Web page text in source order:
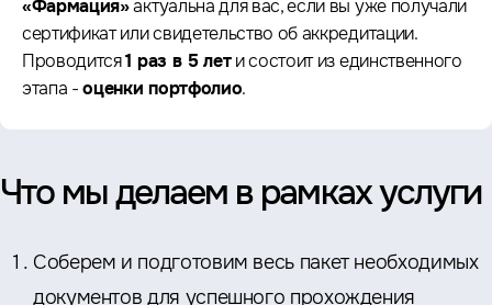
«Фармация»актуальна для вас, если вы уже получали
сертификат или свидетельство об аккредитации.
Проводится1 раз в 5 лети состоит из единственного
этапа -оценки портфолио.
Что мы делаем в рамках услуги
Соберем и подготовим весь пакет необходимых
документов для успешного прохождения